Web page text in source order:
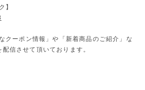
】
クーポン情報」や「新着商品のご紹介」な
信させて頂いております。